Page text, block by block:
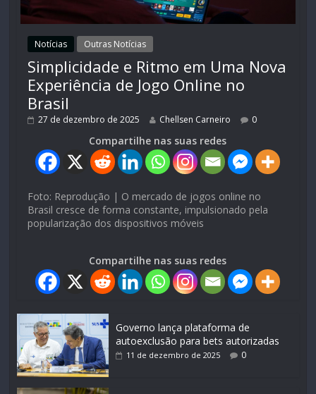
Notícias Outras Notícias
Simplicidade e Ritmo em Uma Nova
Experiência de Jogo Online no
Brasil
27 de dezembro de 2025 Chellsen Carneiro 0
Compartilhe nas suas redes
Foto: Reprodução | O mercado de jogos online no
Brasil cresce de forma constante, impulsionado pela
popularização dos dispositivos móveis
Compartilhe nas suas redes
Governo lança plataforma de
autoexclusão para bets autorizadas
11 de dezembro de 2025 0